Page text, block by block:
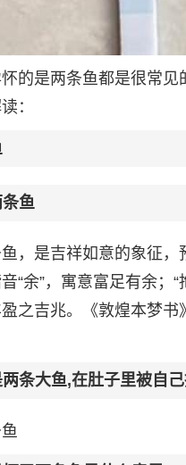
的是两条鱼都是很常
：
鱼
，是吉祥如意的象征
“余”，寓意富足有余；
之吉兆。《敦煌本梦
条大鱼,在肚子里被自